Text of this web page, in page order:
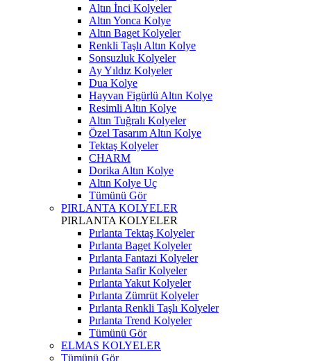
Altın İnci Kolyeler
Altın Yonca Kolye
Altın Baget Kolyeler
Renkli Taşlı Altın Kolye
Sonsuzluk Kolyeler
Ay Yıldız Kolyeler
Dua Kolye
Hayvan Figürlü Altın Kolye
Resimli Altın Kolye
Altın Tuğralı Kolyeler
Özel Tasarım Altın Kolye
Tektaş Kolyeler
CHARM
Dorika Altın Kolye
Altın Kolye Uç
Tümünü Gör
PIRLANTA KOLYELER
PIRLANTA KOLYELER
Pırlanta Tektaş Kolyeler
Pırlanta Baget Kolyeler
Pırlanta Fantazi Kolyeler
Pırlanta Safir Kolyeler
Pırlanta Yakut Kolyeler
Pırlanta Zümrüt Kolyeler
Pırlanta Renkli Taşlı Kolyeler
Pırlanta Trend Kolyeler
Tümünü Gör
ELMAS KOLYELER
Tümünü Gör